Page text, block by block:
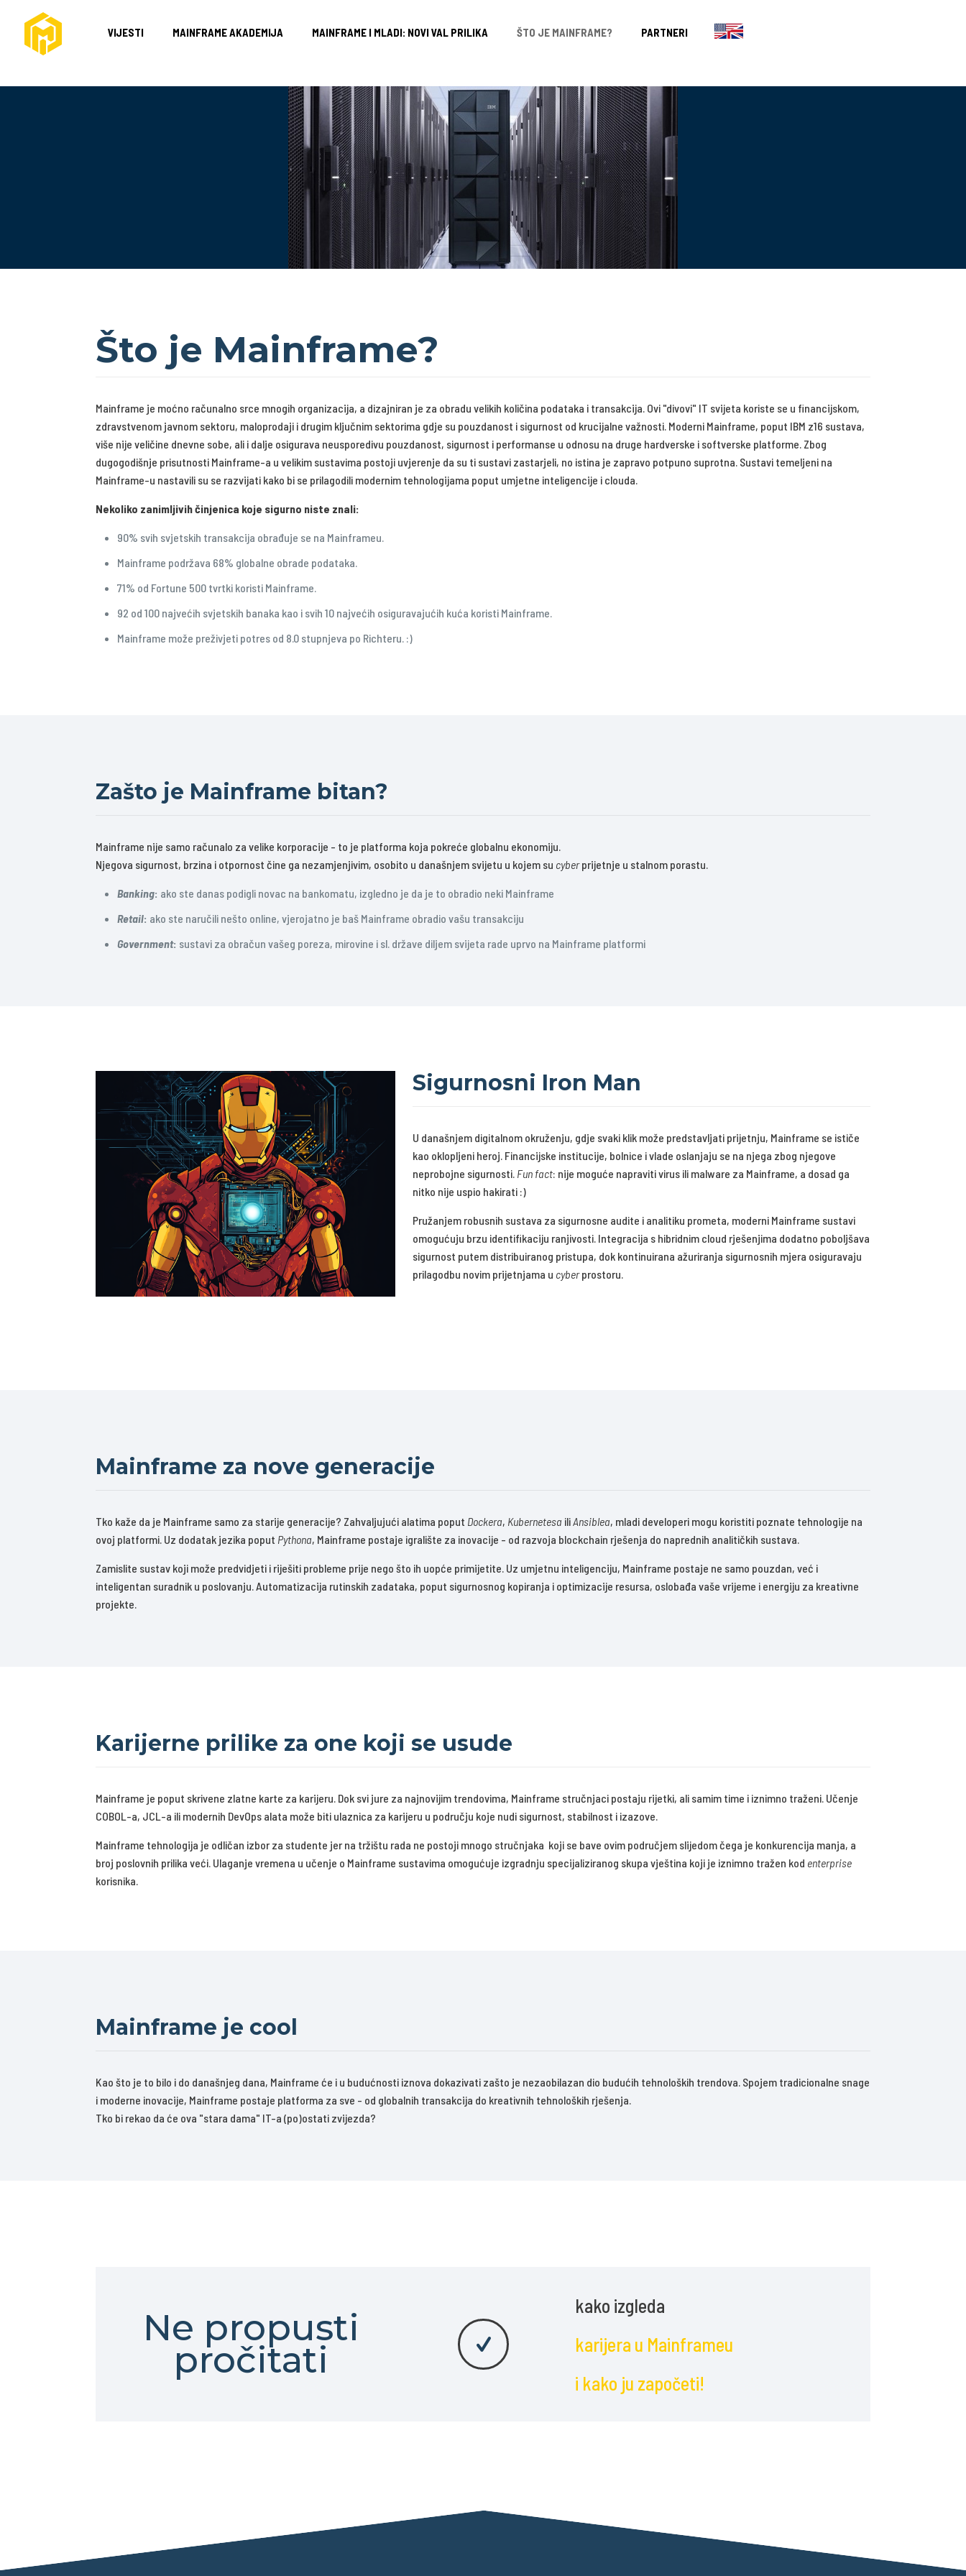
VIJESTI MAINFRAME AKADEMIJA MAINFRAME I MLADI: NOVI VAL PRILIKA ŠTO JE MAINFRAME? PARTNERI
Što je Mainframe?
Mainframe je moćno računalno srce mnogih organizacija, a dizajniran je za obradu velikih količina podataka i transakcija. Ovi "divovi" IT svijeta koriste se u financijskom,
zdravstvenom javnom sektoru, maloprodaji i drugim ključnim sektorima gdje su pouzdanost i sigurnost od krucijalne važnosti. Moderni Mainframe, poput IBM z16 sustava,
više nije veličine dnevne sobe, ali i dalje osigurava neusporedivu pouzdanost, sigurnost i performanse u odnosu na druge hardverske i softverske platforme. Zbog
dugogodišnje prisutnosti Mainframe-a u velikim sustavima postoji uvjerenje da su ti sustavi zastarjeli, no istina je zapravo potpuno suprotna. Sustavi temeljeni na
Mainframe-u nastavili su se razvijati kako bi se prilagodili modernim tehnologijama poput umjetne inteligencije i clouda.
Nekoliko zanimljivih činjenica koje sigurno niste znali:
90% svih svjetskih transakcija obrađuje se na Mainframeu.
Mainframe podržava 68% globalne obrade podataka.
71% od Fortune 500 tvrtki koristi Mainframe.
92 od 100 najvećih svjetskih banaka kao i svih 10 najvećih osiguravajućih kuća koristi Mainframe.
Mainframe može preživjeti potres od 8.0 stupnjeva po Richteru. :)
Zašto je Mainframe bitan?
Mainframe nije samo računalo za velike korporacije - to je platforma koja pokreće globalnu ekonomiju.
Njegova sigurnost, brzina i otpornost čine ga nezamjenjivim, osobito u današnjem svijetu u kojem su cyberprijetnje u stalnom porastu.
Banking: ako ste danas podigli novac na bankomatu, izgledno je da je to obradio neki Mainframe
Retail: ako ste naručili nešto online, vjerojatno je baš Mainframe obradio vašu transakciju
Government: sustavi za obračun vašeg poreza, mirovine i sl. države diljem svijeta rade uprvo na Mainframe platformi
Sigurnosni Iron Man
U današnjem digitalnom okruženju, gdje svaki klik može predstavljati prijetnju, Mainframe se ističe
kao oklopljeni heroj. Financijske institucije, bolnice i vlade oslanjaju se na njega zbog njegove
neprobojne sigurnosti. Fun fact: nije moguće napraviti virus ili malware za Mainframe, a dosad ga
nitko nije uspio hakirati :)
Pružanjem robusnih sustava za sigurnosne audite i analitiku prometa, moderni Mainframe sustavi
omogućuju brzu identifikaciju ranjivosti. Integracija s hibridnim cloud rješenjima dodatno poboljšava
sigurnost putem distribuiranog pristupa, dok kontinuirana ažuriranja sigurnosnih mjera osiguravaju
prilagodbu novim prijetnjama u cyberprostoru.
Mainframe za nove generacije
Tko kaže da je Mainframe samo za starije generacije? Zahvaljujući alatima poput Dockera, Kubernetesa iliAnsiblea, mladi developeri mogu koristiti poznate tehnologije na
ovoj platformi. Uz dodatak jezika poput Pythona, Mainframe postaje igralište za inovacije - od razvoja blockchain rješenja do naprednih analitičkih sustava.
Zamislite sustav koji može predvidjeti i riješiti probleme prije nego što ih uopće primijetite. Uz umjetnu inteligenciju, Mainframe postaje ne samo pouzdan, već i
inteligentan suradnik u poslovanju. Automatizacija rutinskih zadataka, poput sigurnosnog kopiranja i optimizacije resursa, oslobađa vaše vrijeme i energiju za kreativne
projekte.
Karijerne prilike za one koji se usude
Mainframe je poput skrivene zlatne karte za karijeru. Dok svi jure za najnovijim trendovima, Mainframe stručnjaci postaju rijetki, ali samim time i iznimno traženi. Učenje
COBOL-a, JCL-a ili modernih DevOps alata može biti ulaznica za karijeru u području koje nudi sigurnost, stabilnost i izazove.
Mainframe tehnologija je odličan izbor za studente jer na tržištu rada ne postoji mnogo stručnjaka koji se bave ovim područjem slijedom čega je konkurencija manja, a
broj poslovnih prilika veći. Ulaganje vremena u učenje o Mainframe sustavima omogućuje izgradnju specijaliziranog skupa vještina koji je iznimno tražen kod enterprise
korisnika.
Mainframe je cool
Kao što je to bilo i do današnjeg dana, Mainframe će i u budućnosti iznova dokazivati zašto je nezaobilazan dio budućih tehnoloških trendova. Spojem tradicionalne snage
i moderne inovacije, Mainframe postaje platforma za sve - od globalnih transakcija do kreativnih tehnoloških rješenja.
Tko bi rekao da će ova "stara dama" IT-a (po)ostati zvijezda?
Ne propusti
pročitati
kako izgleda
karijera u Mainframeu
i kako ju započeti!